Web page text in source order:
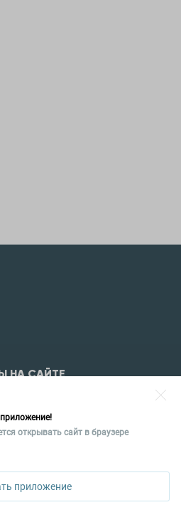
НА САЙТЕ
3 этаж
открывать сайт в браузере
приложение